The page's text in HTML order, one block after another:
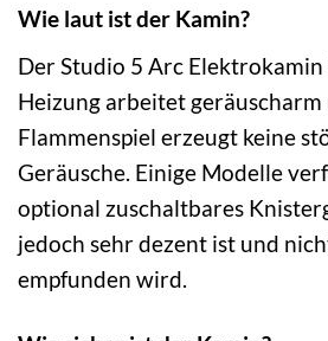
Wie laut ist der Kamin?
Der Studio 5 Arc Elektrokamin
Heizung arbeitet geräuscharm
Flammenspiel erzeugt keine
Geräusche. Einige Modelle
optional zuschaltbares
jedoch sehr dezent ist und
empfunden wird.